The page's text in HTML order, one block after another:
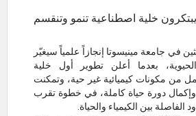
خلية اصطناعية تنمو وتنقسم
في جامعة مينيسوتا إنجازاً علمياً سيغيّر
بعدما أعلن تطوير أول خلية
من مكونات كيميائية غير حية، وتمكنت
وإكمال دورة حياة كاملة، في خطوة تقرب
الفاصلة بين الكيمياء والحياة.